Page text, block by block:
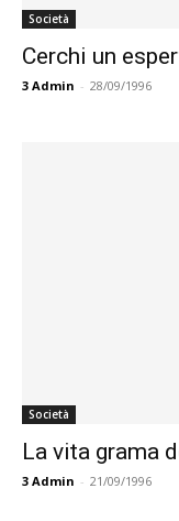
Società
Cerchi un
3 Admin - 28/09/1996
Società
La vita grama
3 Admin - 21/09/1996